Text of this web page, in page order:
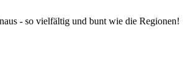
- so vielfältig und bunt wie die Regionen!